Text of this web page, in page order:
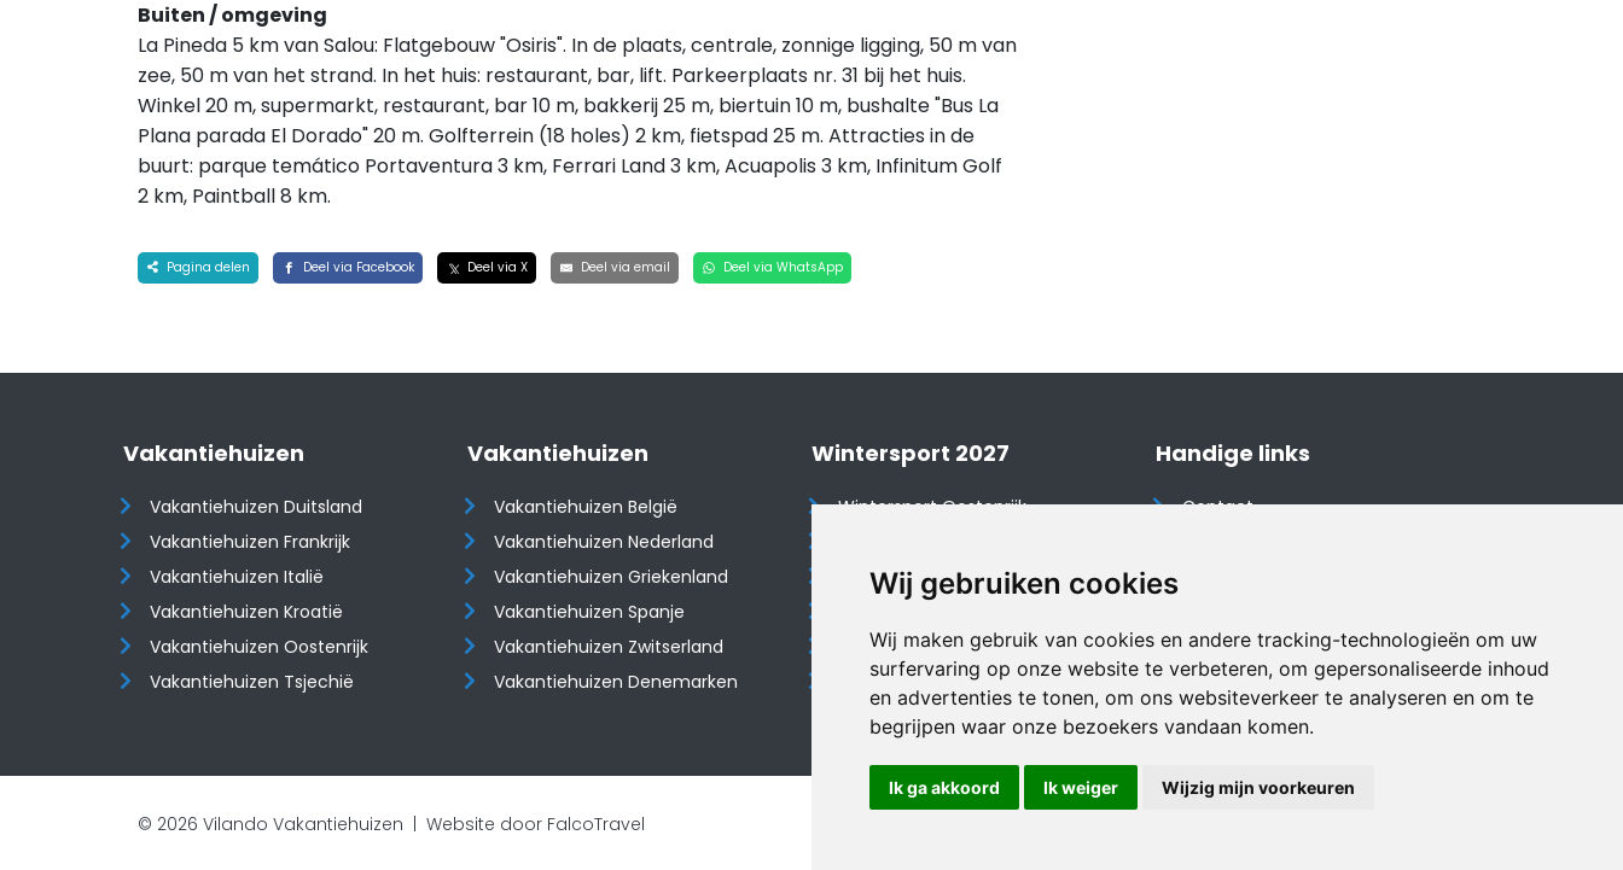
Wij gebruiken cookies
Wij maken gebruik van cookies en andere tracking-technologieën om uw
surfervaring op onze website te verbeteren, om gepersonaliseerde inhoud
en advertenties te tonen, om ons websiteverkeer te analyseren en om te
begrijpen waar onze bezoekers vandaan komen.
Ik ga akkoord Ik weiger Wijzig mijn voorkeuren
Buiten / omgeving
La Pineda 5 km van Salou: Flatgebouw "Osiris". In de plaats, centrale, zonnige ligging, 50 m van
zee, 50 m van het strand. In het huis: restaurant, bar, lift. Parkeerplaats nr. 31 bij het huis.
Winkel 20 m, supermarkt, restaurant, bar 10 m, bakkerij 25 m, biertuin 10 m, bushalte "Bus La
Plana parada El Dorado" 20 m. Golfterrein (18 holes) 2 km, fietspad 25 m. Attracties in de
buurt: parque temático Portaventura 3 km, Ferrari Land 3 km, Acuapolis 3 km, Infinitum Golf
2 km, Paintball 8 km.
Pagina delen Deel via Facebook Deel via X Deel via email Deel via WhatsApp
Vakantiehuizen
Vakantiehuizen Duitsland
Vakantiehuizen Frankrijk
Vakantiehuizen Italië
Vakantiehuizen Kroatië
​​​​​​​Vakantiehuizen Oostenrijk
Vakantiehuizen Tsjechië
Vakantiehuizen
Vakantiehuizen België
Vakantiehuizen Nederland
Vakantiehuizen Griekenland
Vakantiehuizen Spanje
​​​​​​​Vakantiehuizen Zwitserland
Vakantiehuizen Denemarken
Wintersport 2027
Wintersport Oostenrijk
Wintersport Tsjechië
Wintersport Duitsland
Wintersport Italië
Handige links
Contact
Disclaimer
Vakantiehuis website
© 2026 Vilando Vakantiehuizen | Website door FalcoTravel